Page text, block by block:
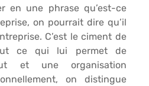
en une phrase qu’est-ce
on pourrait dire qu’il
C’est le ciment de
ce qui lui permet de
et une organisation
on distingue